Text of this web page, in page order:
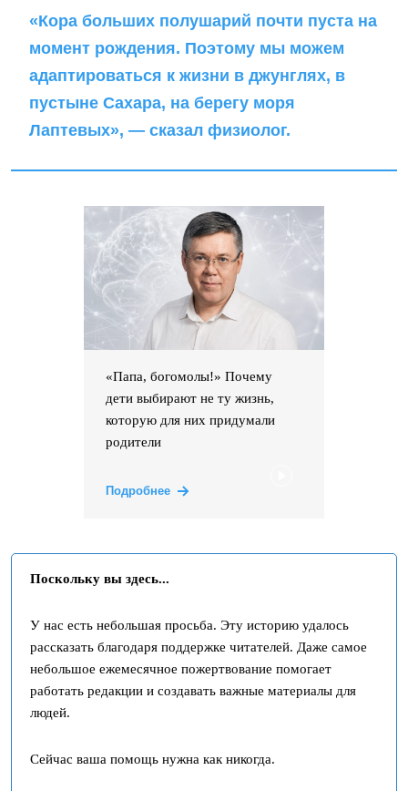
«Кора больших полушарий почти пуста на
момент рождения. Поэтому мы можем
адаптироваться к жизни в джунглях, в
пустыне Сахара, на берегу моря
Лаптевых», — сказал физиолог.
«Папа, богомолы!» Почему
дети выбирают не ту жизнь,
которую для них придумали
родители
Подробнее
Поскольку вы здесь...
У нас есть небольшая просьба. Эту историю удалось
рассказать благодаря поддержке читателей. Даже самое
небольшое ежемесячное пожертвование помогает
работать редакции и создавать важные материалы для
людей.
Сейчас ваша помощь нужна как никогда.